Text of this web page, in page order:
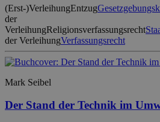
(Erst-)VerleihungEntzug
der
VerleihungReligionsverfassungsrecht
der VerleihungVerfassungsrecht
Mark Seibel
Der Stand der Technik im